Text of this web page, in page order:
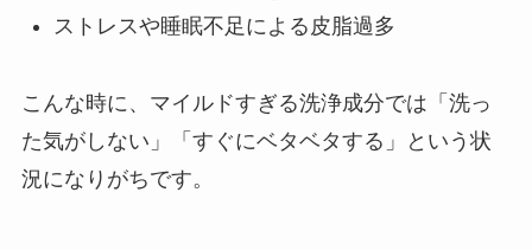
ストレスや睡眠不足による皮脂過多
こんな時に、マイルドすぎる洗浄成分では「洗っ
た気がしない」「すぐにベタベタする」という状
況になりがちです。